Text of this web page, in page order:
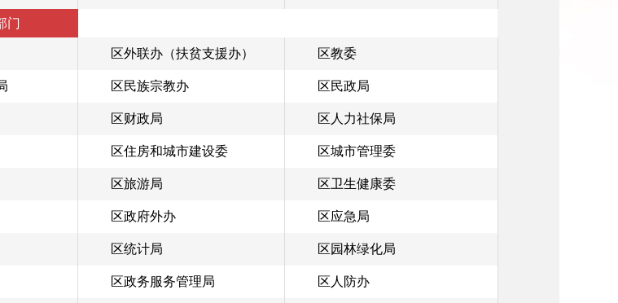
门
区外联办（扶贫支援办） 区教委
区民族宗教办 区民政局
区财政局 区人力社保局
区住房和城市建设委 区城市管理委
区旅游局 区卫生健康委
区政府外办 区应急局
区统计局 区园林绿化局
区政务服务管理局 区人防办